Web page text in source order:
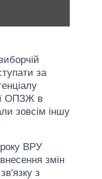
за
ОПЗЖ в
зовсім іншу
ВРУ
змін
з